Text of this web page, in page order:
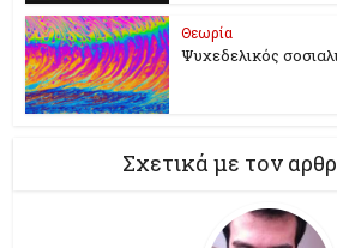
Θεωρία
Ψυχεδελικός
Σχετικά με τον